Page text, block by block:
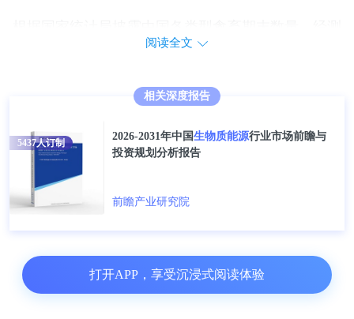
算，2024年中国禽畜粪污理论量约为22亿吨。
根据生态环境部披露的数据，2020-2024年禽畜粪污
79.4%。
阅读全文
相关深度报告
2026-2031年中国生物质能源行业市场前瞻与
投资规划分析报告
前瞻产业研究院
5437人订制
打开APP，享受沉浸式阅读体验